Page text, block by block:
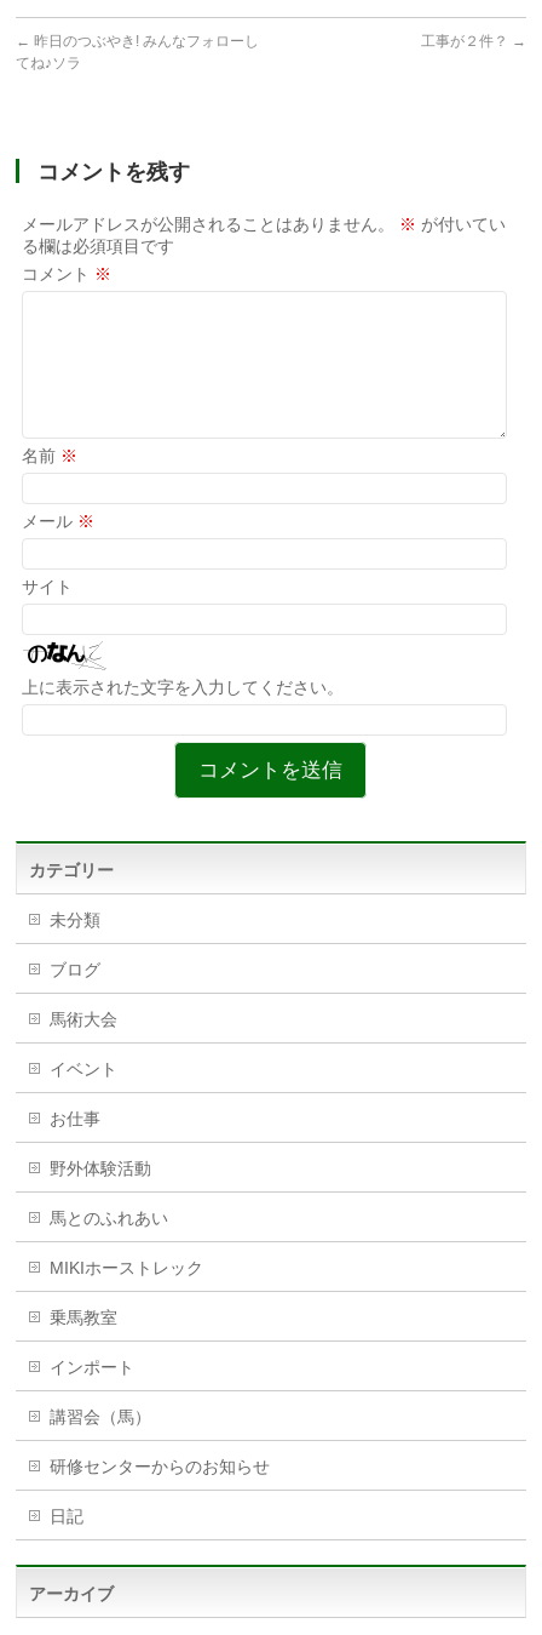
← 昨日のつぶやき! みんなフォローし
てね♪ソラ
工事が２件？ →
コメントを残す
メールアドレスが公開されることはありません。 ※ が付いてい
る欄は必須項目です
コメント ※
名前 ※
メール ※
サイト
上に表示された文字を入力してください。
カテゴリー
未分類
ブログ
馬術大会
イベント
お仕事
野外体験活動
馬とのふれあい
MIKIホーストレック
乗馬教室
インポート
講習会（馬）
研修センターからのお知らせ
日記
アーカイブ